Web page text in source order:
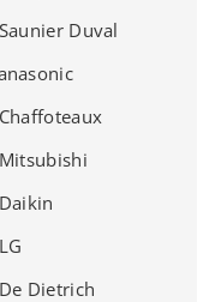
Duval
Dietrich